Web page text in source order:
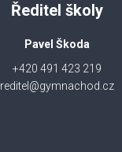
Ředitel školy
Pavel Škoda
+420 491 423 219
reditel@gymnachod.cz